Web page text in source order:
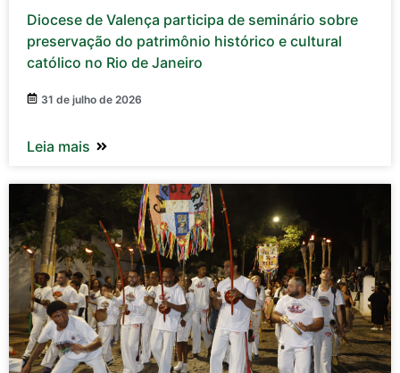
Diocese de Valença participa de seminário sobre
preservação do patrimônio histórico e cultural
católico no Rio de Janeiro
31 de julho de 2026
Leia mais